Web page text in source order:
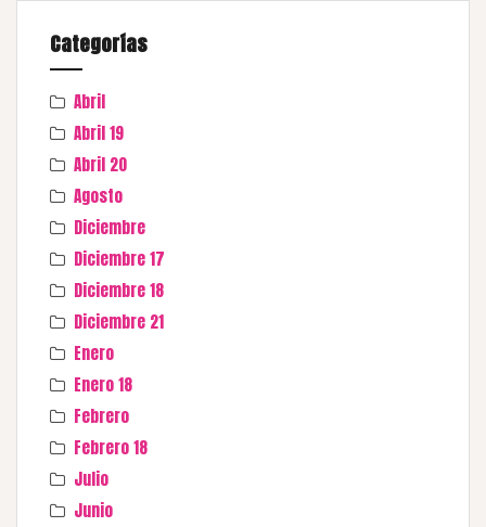
Categorías
Abril
Abril 19
Abril 20
Agosto
Diciembre
Diciembre 17
Diciembre 18
Diciembre 21
Enero
Enero 18
Febrero
Febrero 18
Julio
Junio